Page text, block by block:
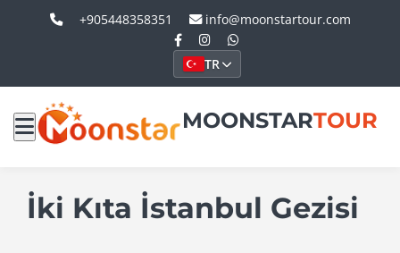
+905448358351 info@moonstartour.com
TR
MOONSTARTOUR
İki Kıta İstanbul Gezisi